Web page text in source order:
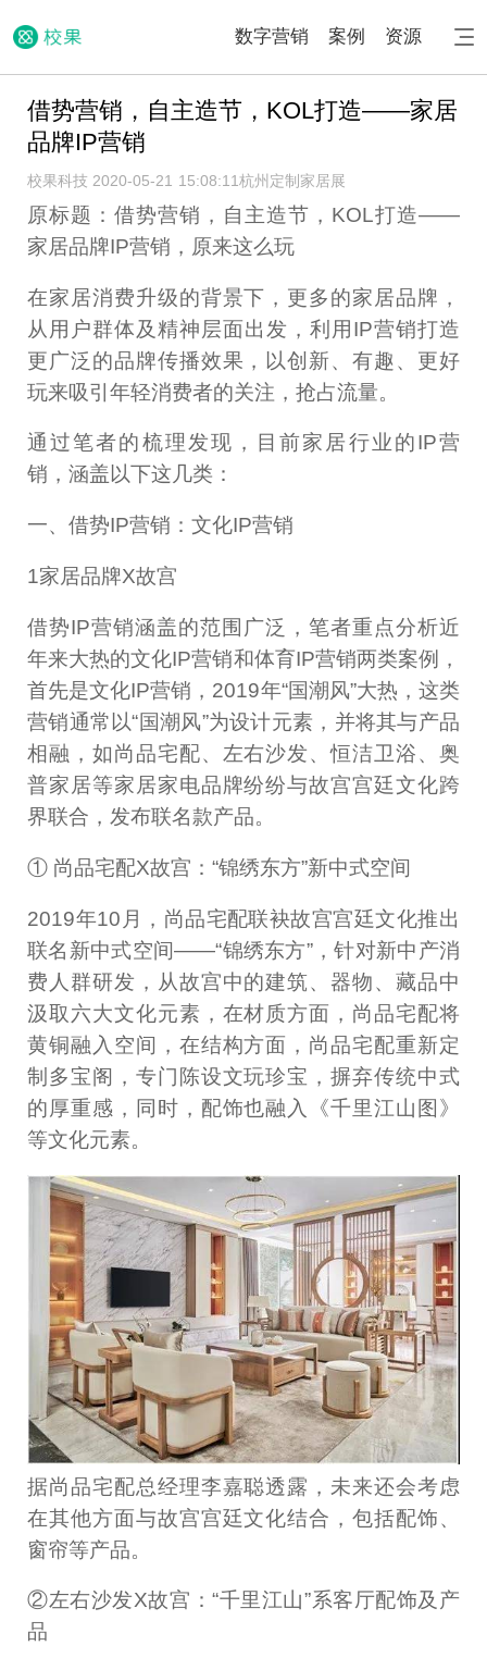
数字营销 案例 资源
借势营销，自主造节，KOL打造——家居
品牌IP营销
校果科技 2020-05-21 15:08:11杭州定制家居展
原标题：借势营销，自主造节，KOL打造——
家居品牌IP营销，原来这么玩
在家居消费升级的背景下，更多的家居品牌，
从用户群体及精神层面出发，利用IP营销打造
更广泛的品牌传播效果，以创新、有趣、更好
玩来吸引年轻消费者的关注，抢占流量。
通过笔者的梳理发现，目前家居行业的IP营
销，涵盖以下这几类：
一、借势IP营销：文化IP营销
1家居品牌X故宫
借势IP营销涵盖的范围广泛，笔者重点分析近
年来大热的文化IP营销和体育IP营销两类案例，
首先是文化IP营销，2019年“国潮风”大热，这类
营销通常以“国潮风”为设计元素，并将其与产品
相融，如尚品宅配、左右沙发、恒洁卫浴、奥
普家居等家居家电品牌纷纷与故宫宫廷文化跨
界联合，发布联名款产品。
① 尚品宅配X故宫：“锦绣东方”新中式空间
2019年10月，尚品宅配联袂故宫宫廷文化推出
联名新中式空间——“锦绣东方”，针对新中产消
费人群研发，从故宫中的建筑、器物、藏品中
汲取六大文化元素，在材质方面，尚品宅配将
黄铜融入空间，在结构方面，尚品宅配重新定
制多宝阁，专门陈设文玩珍宝，摒弃传统中式
的厚重感，同时，配饰也融入《千里江山图》
等文化元素。
据尚品宅配总经理李嘉聪透露，未来还会考虑
在其他方面与故宫宫廷文化结合，包括配饰、
窗帘等产品。
②左右沙发X故宫：“千里江山”系客厅配饰及产
品